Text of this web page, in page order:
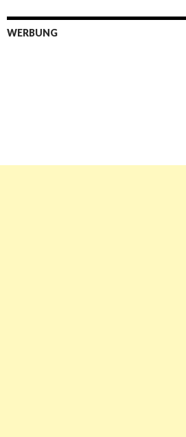
WERBUNG